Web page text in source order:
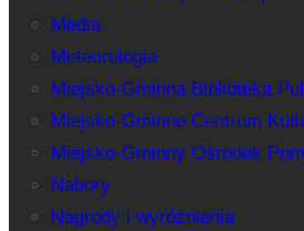
Media
Meteorologia
Miejsko-Gminna Biblioteka
Miejsko-Gminne Centrum
Miejsko-Gminny Ośrodek
Nabory
Nagrody i wyróżnienia